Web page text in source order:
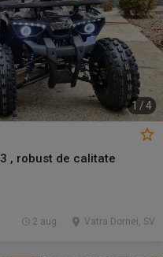
1 /4
, robust de calitate
Vatra Dornei, SV
2 aug.